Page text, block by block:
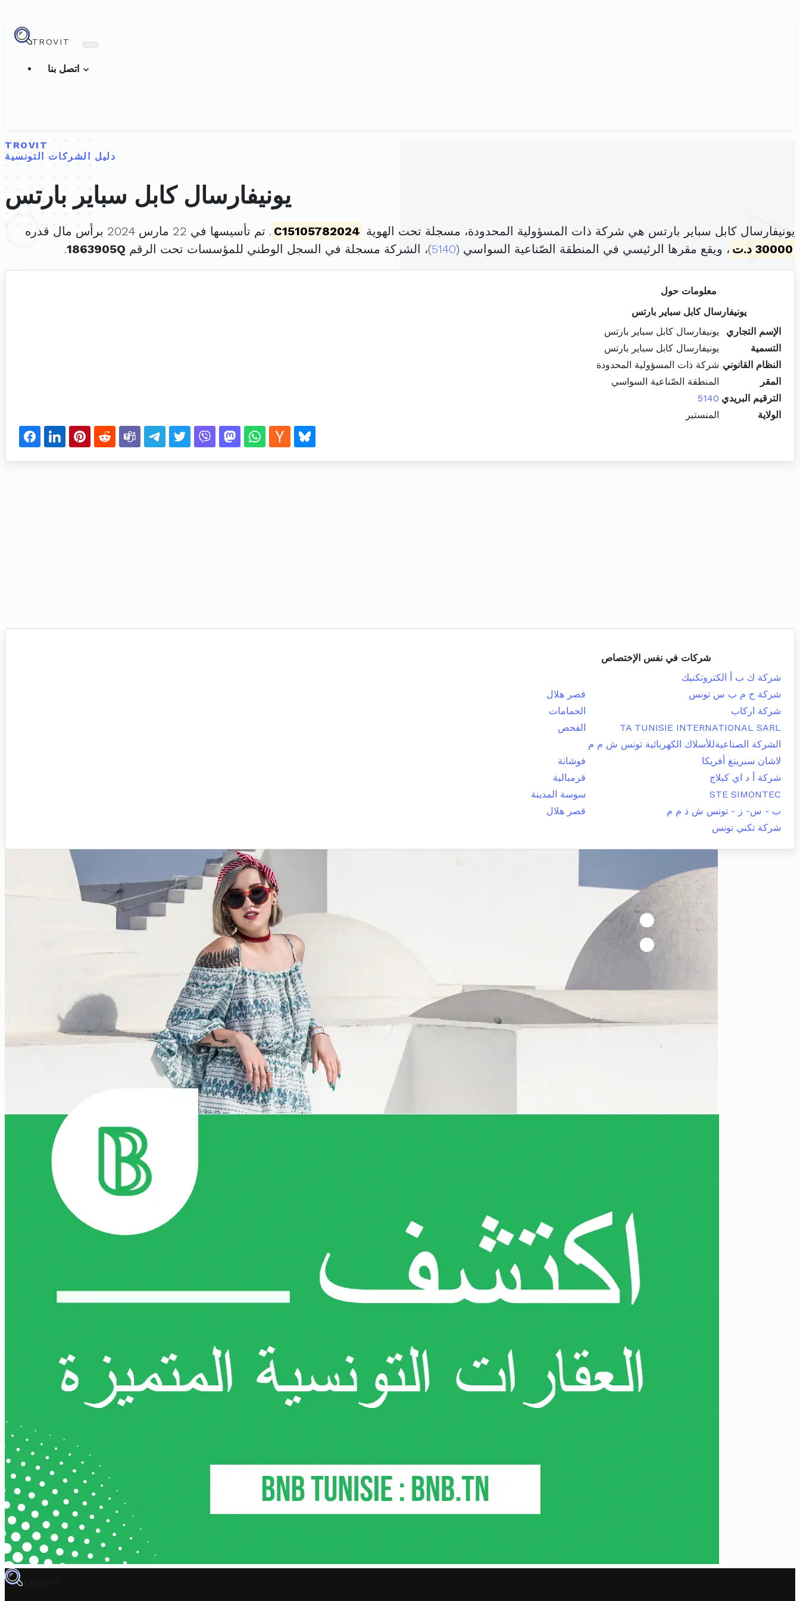
TROVIT
TROVIT
دليل الشركات التونسية
يونيفارسال كابل سباير بارتس
يونيفارسال كابل سباير بارتس هي شركة ذات المسؤولية المحدودة، مسجلة تحت الهوية C15105782024 . تم تأسيسها في 22 مارس 2024 برأس مال قدره
30000 د.ت
، ويقع مقرها الرئيسي في المنطقة الصّناعية السواسي (5140)، الشركة مسجلة في السجل الوطني للمؤسسات تحت الرقم 1863905Q
.
معلومات حول
يونيفارسال كابل سباير بارتس
الإسم التجاري
يونيفارسال كابل سباير بارتس
التسمية
يونيفارسال كابل سباير بارتس
النظام القانوني شركة ذات المسؤولية المحدودة
المقر
المنطقة الصّناعية السواسي
الترقيم البريدي 5140
الولاية
المنستير
شركات في نفس الإختصاص
شركة ك ب أ الكتروتكنيك
شركة ح م ب س تونس
قصر هلال
شركة اركاب
الحمامات
TA TUNISIE INTERNATIONAL SARL
الفحص
الشركة الصناعيةللأسلاك الكهربائية تونس ش م م
لاشان سبرينغ أفريكا
فوشانة
شركة أ د اي كبلاج
قرمبالية
STE SIMONTEC
سوسة المدينة
ب - س- ز - تونس ش ذ م م
قصر هلال
شركة تكني تونس
TROVIT